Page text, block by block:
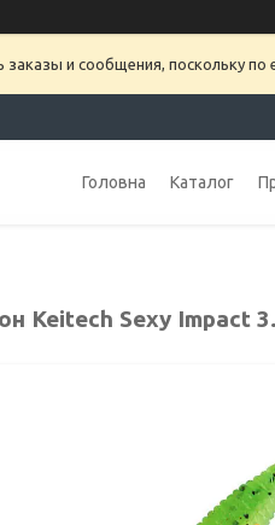
и сообщения, поскольку
Головна Каталог
Keitech Sexy Impact